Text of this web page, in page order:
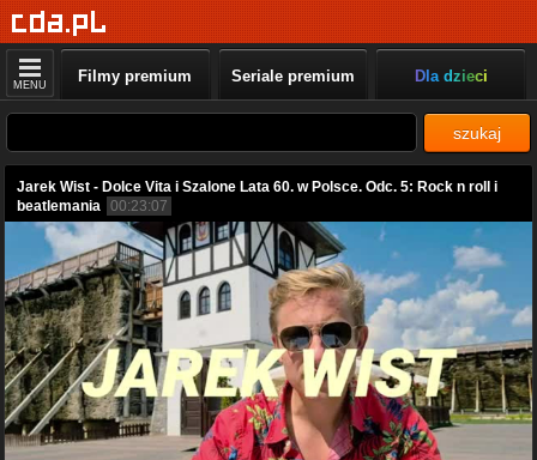
MENU Filmy premium Seriale premium Dla dzieci
szukaj
Jarek Wist - Dolce Vita i Szalone Lata 60. w Polsce. Odc. 5: Rock n roll i
beatlemania 00:23:07